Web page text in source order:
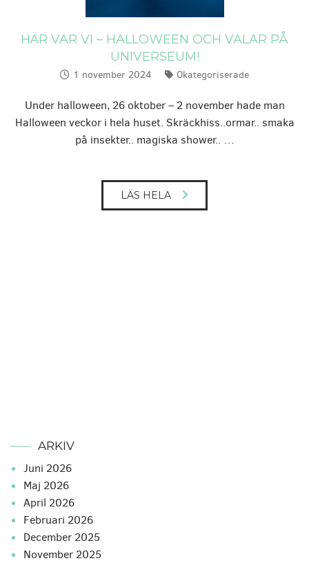
HÄR VAR VI – HALLOWEEN OCH VALAR PÅ
UNIVERSEUM!
Publicerat:
1 november 2024 Kategorier:
Okategoriserade
Under halloween, 26 oktober – 2 november hade man
Halloween veckor i hela huset. Skräckhiss..ormar.. smaka
på insekter.. magiska shower.. …
LÄS HELA
ARKIV
juni 2026
maj 2026
april 2026
februari 2026
december 2025
november 2025